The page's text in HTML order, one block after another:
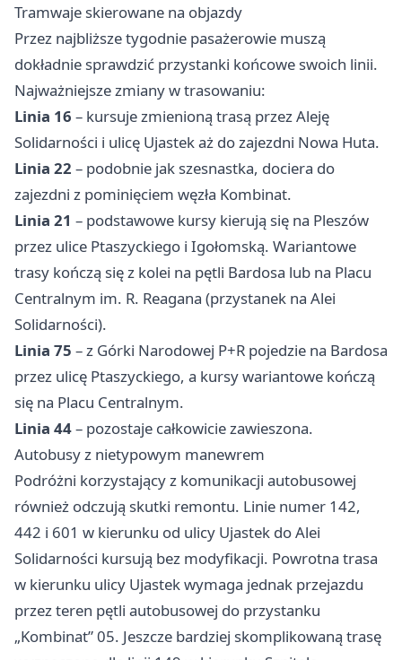
Tramwaje skierowane na objazdy
Przez najbliższe tygodnie pasażerowie muszą
dokładnie sprawdzić przystanki końcowe swoich linii.
Najważniejsze zmiany w trasowaniu:
Linia 16 – kursuje zmienioną trasą przez Aleję
Solidarności i ulicę Ujastek aż do zajezdni Nowa Huta.
Linia 22 – podobnie jak szesnastka, dociera do
zajezdni z pominięciem węzła Kombinat.
Linia 21 – podstawowe kursy kierują się na Pleszów
przez ulice Ptaszyckiego i Igołomską. Wariantowe
trasy kończą się z kolei na pętli Bardosa lub na Placu
Centralnym im. R. Reagana (przystanek na Alei
Solidarności).
Linia 75 – z Górki Narodowej P+R pojedzie na Bardosa
przez ulicę Ptaszyckiego, a kursy wariantowe kończą
się na Placu Centralnym.
Linia 44– pozostaje całkowicie zawieszona.
Autobusy z nietypowym manewrem
Podróżni korzystający z komunikacji autobusowej
również odczują skutki remontu. Linie numer 142,
442 i 601 w kierunku od ulicy Ujastek do Alei
Solidarności kursują bez modyfikacji. Powrotna trasa
w kierunku ulicy Ujastek wymaga jednak przejazdu
przez teren pętli autobusowej do przystanku
„Kombinat” 05. Jeszcze bardziej skomplikowaną trasę